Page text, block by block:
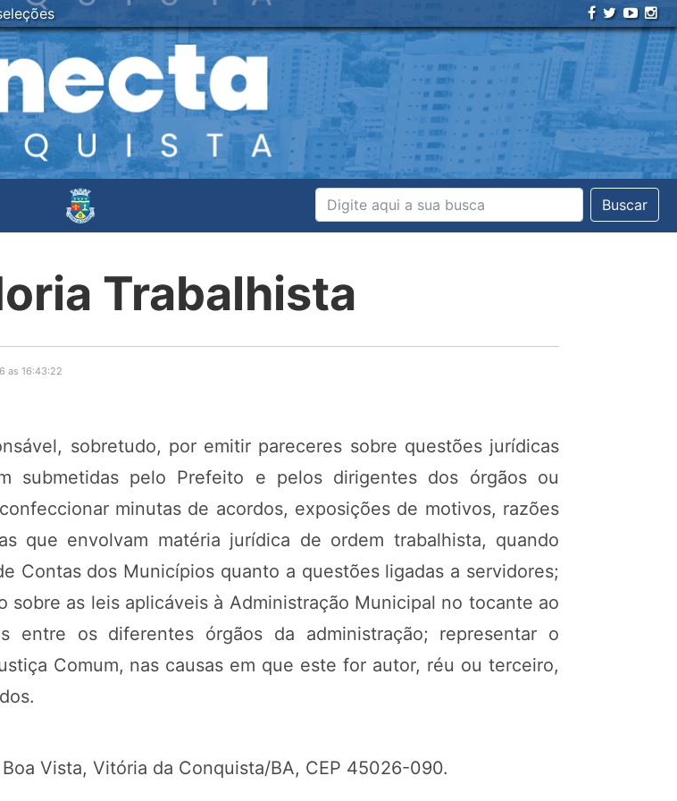
Buscar
Trabalhista
as 16:43:22
sobretudo, por emitir pareceres sobre questões jurídicas
submetidas pelo Prefeito e pelos dirigentes dos órgãos ou
minutas de acordos, exposições de motivos, razões
que envolvam matéria jurídica de ordem trabalhista, quando
Contas dos Municípios quanto a questões ligadas a servidores;
as leis aplicáveis à Administração Municipal no tocante ao
entre os diferentes órgãos da administração; representar o
Comum, nas causas em que este for autor, réu ou terceiro,
Vista, Vitória da Conquista/BA, CEP 45026-090.